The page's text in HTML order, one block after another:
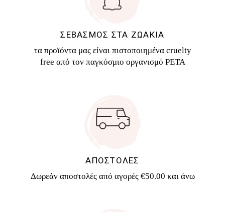
ΣΕΒΑΣΜΟΣ ΣΤΑ ΖΩΑΚΙΑ
τα προϊόντα μας είναι πιστοποιημένα cruelty
free από τον παγκόσμιο οργανισμό PETA
ΑΠΟΣΤΟΛΕΣ
Δωρεάν αποστολές από αγορές €50.00 και άνω